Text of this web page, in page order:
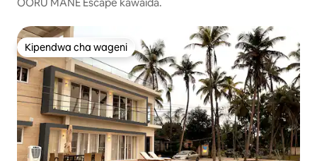
Kipendwa cha wageni
Kipendwa cha wageni